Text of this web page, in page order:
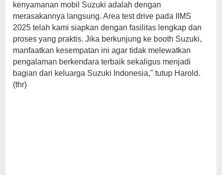
kenyamanan mobil Suzuki adalah dengan
merasakannya langsung. Area test drive pada IIMS
2025 telah kami siapkan dengan fasilitas lengkap dan
proses yang praktis. Jika berkunjung ke booth Suzuki,
manfaatkan kesempatan ini agar tidak melewatkan
pengalaman berkendara terbaik sekaligus menjadi
bagian dari keluarga Suzuki Indonesia," tutup Harold.
(thr)